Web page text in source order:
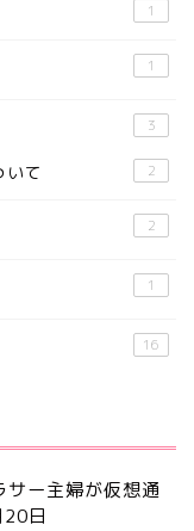
1
1
3
いて 2
2
1
16
サー主婦が仮想通
日